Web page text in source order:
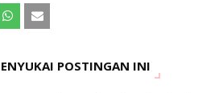
POSTINGAN INI